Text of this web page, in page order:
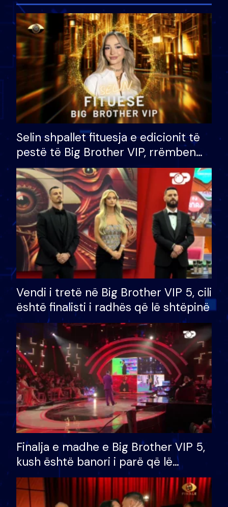
Selin shpallet fituesja e edicionit të
pestë të Big Brother VIP, rrëmben
çmimin e madh prej 100 mijë eurosh
Vendi i tretë në Big Brother VIP 5, cili
është finalisti i radhës që lë shtëpinë
Finalja e madhe e Big Brother VIP 5,
kush është banori i parë që lë
shtëpinë dhe humb mundësinë për
të fituar çmimin e madh